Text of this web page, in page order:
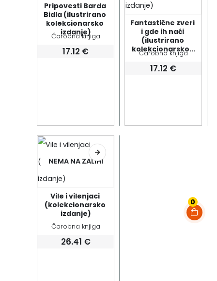
0
Pripovesti Barda
Bidla (ilustrirano
kolekcionarsko
izdanje)
Čarobna knjiga
17.12 €
Fantastične zveri
i gde ih naći
(ilustrirano
kolekcionarsko...
Čarobna knjiga
17.12 €
NEMA NA ZALIHI
Vile i vilenjaci
(kolekcionarsko
izdanje)
Čarobna knjiga
26.41 €